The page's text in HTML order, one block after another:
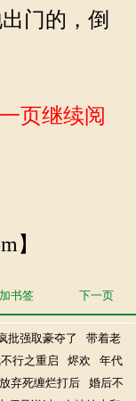
门的，倒
页继续阅
】
加书签 下一页
批强取豪夺了
带着老
行之重启 烬欢
年代
弃死缠烂打后
婚后不